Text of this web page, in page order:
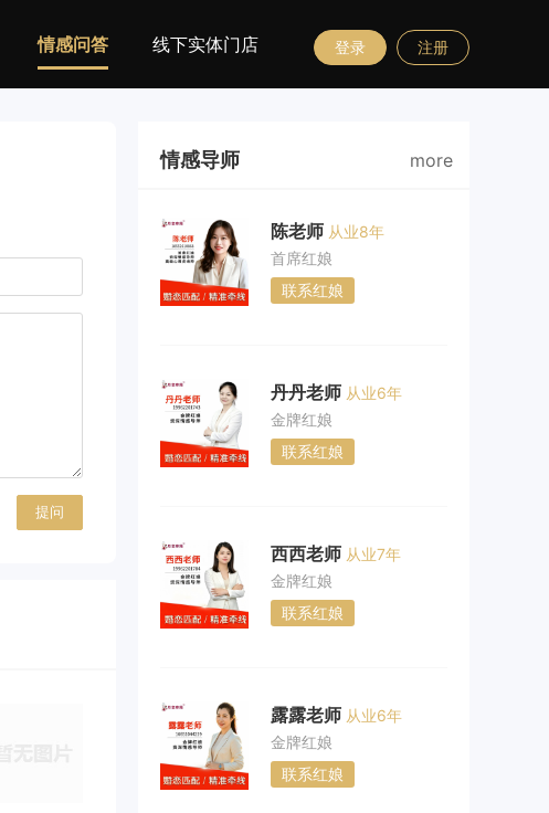
登录 注册
情感问答 线下实体门店
提问
情感导师 more
陈老师 从业8年
首席红娘
联系红娘
丹丹老师 从业6年
金牌红娘
联系红娘
西西老师 从业7年
金牌红娘
联系红娘
露露老师 从业6年
金牌红娘
联系红娘